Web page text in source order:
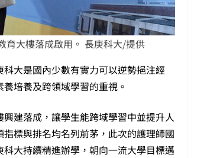
育大樓落成啟用。 長庚科大/提供
大是國內少數有實力可以逆勢挹注經
培養及跨領域學習的重視。
建落成，讓學生能跨域學習中並提升人
標與排名均名列前茅，此次的護理師國
大持續精進辦學，朝向一流大學目標邁